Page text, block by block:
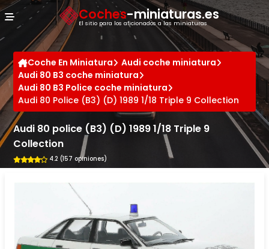
Coches-miniaturas.es
El sitio para los aficionados a las miniaturas
Coche En Miniatura
Audi coche miniatura
Audi 80 B3 coche miniatura
Audi 80 B3 Police coche miniatura
Audi 80 Police (B3) (D) 1989 1/18 Triple 9 Collection
Audi 80 police (B3) (D) 1989 1/18 Triple 9
Collection
4.2 (157 opiniones)
Panel de gestión de cookies